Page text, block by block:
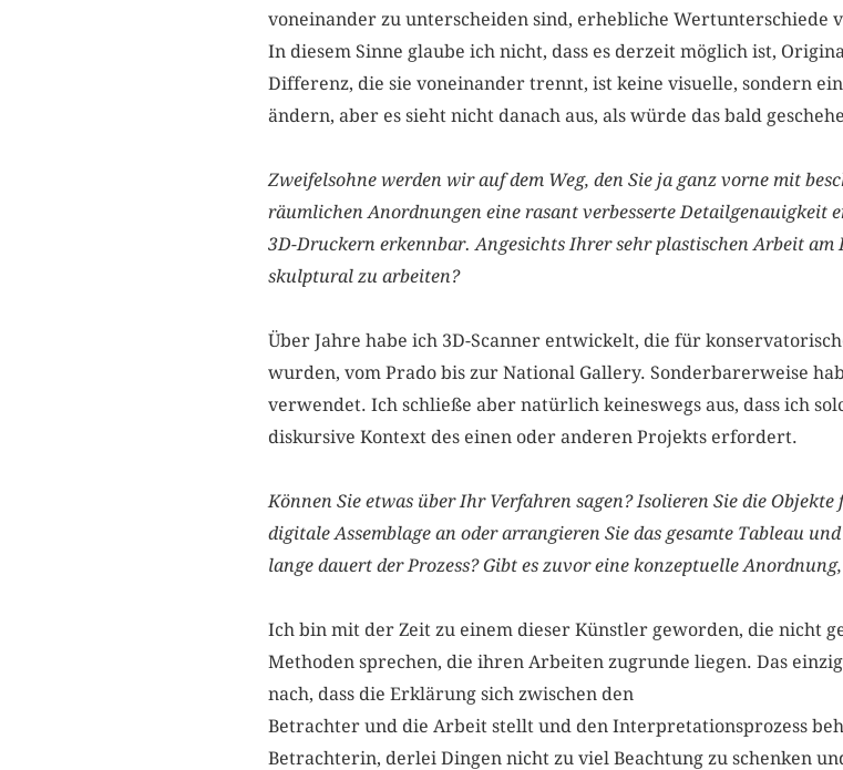
voneinander zu unterscheiden sind, erhebliche Wertunterschiede
In diesem Sinne glaube ich nicht, dass es derzeit möglich ist,
Differenz, die sie voneinander trennt, ist keine visuelle, sondern
ändern, aber es sieht nicht danach aus, als würde das bald
Zweifelsohne werden wir auf dem Weg, den Sie ja ganz vorne mit
räumlichen Anordnungen eine rasant verbesserte Detailgenauigkeit
3D-Druckern erkennbar. Angesichts Ihrer sehr plastischen Arbeit
skulptural zu arbeiten?
Über Jahre habe ich 3D-Scanner entwickelt, die für
wurden, vom Prado bis zur National Gallery. Sonderbarerweise
verwendet. Ich schließe aber natürlich keineswegs aus, dass ich
diskursive Kontext des einen oder anderen Projekts erfordert.
Können Sie etwas über Ihr Verfahren sagen? Isolieren Sie die
digitale Assemblage an oder arrangieren Sie das gesamte Tableau
lange ­dauert der Prozess? Gibt es zuvor eine konzeptuelle
Ich bin mit der Zeit zu einem dieser Künstler geworden, die nicht
Methoden sprechen, die ihren Arbeiten zugrunde liegen. Das
nach, dass die Erklärung sich zwischen den
Betrachter und die Arbeit stellt und den Interpretationsprozess
Betrachterin, derlei Dingen nicht zu viel Beachtung zu schenken